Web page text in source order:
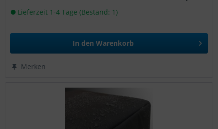
Lieferzeit 1-4 Tage (Bestand: 1)
In den Warenkorb
Merken